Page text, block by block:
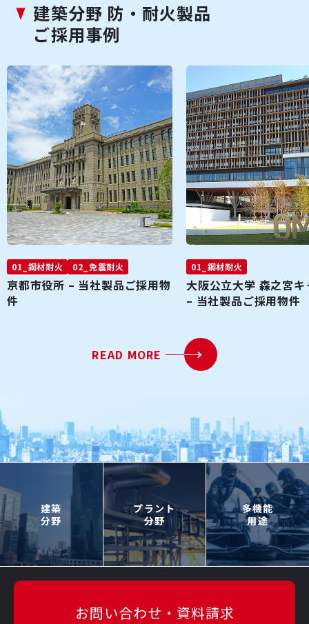
建築分野 防・耐火製品
ご採用事例
01_鋼材耐火 02_免震耐火
京都市役所 – 当社製品ご採用物
件
01_鋼材耐火
大阪公立大学 森之宮
– 当社製品ご採用物件
READ MORE
建築
分野
プラント
分野
多機能
用途
お問い合わせ・資料請求